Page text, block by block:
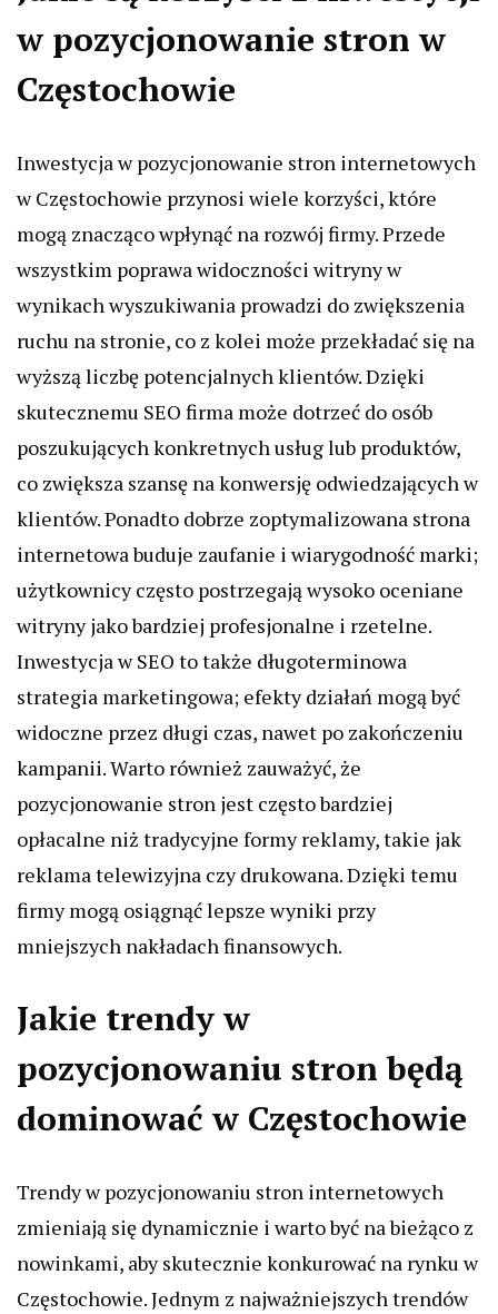
w pozycjonowanie stron w
Częstochowie
Inwestycja w pozycjonowanie stron internetowych
w Częstochowie przynosi wiele korzyści, które
mogą znacząco wpłynąć na rozwój firmy. Przede
wszystkim poprawa widoczności witryny w
wynikach wyszukiwania prowadzi do zwiększenia
ruchu na stronie, co z kolei może przekładać się na
wyższą liczbę potencjalnych klientów. Dzięki
skutecznemu SEO firma może dotrzeć do osób
poszukujących konkretnych usług lub produktów,
co zwiększa szansę na konwersję odwiedzających w
klientów. Ponadto dobrze zoptymalizowana strona
internetowa buduje zaufanie i wiarygodność marki;
użytkownicy często postrzegają wysoko oceniane
witryny jako bardziej profesjonalne i rzetelne.
Inwestycja w SEO to także długoterminowa
strategia marketingowa; efekty działań mogą być
widoczne przez długi czas, nawet po zakończeniu
kampanii. Warto również zauważyć, że
pozycjonowanie stron jest często bardziej
opłacalne niż tradycyjne formy reklamy, takie jak
reklama telewizyjna czy drukowana. Dzięki temu
firmy mogą osiągnąć lepsze wyniki przy
mniejszych nakładach finansowych.
Jakie trendy w
pozycjonowaniu stron będą
dominować w Częstochowie
Trendy w pozycjonowaniu stron internetowych
zmieniają się dynamicznie i warto być na bieżąco z
nowinkami, aby skutecznie konkurować na rynku w
Częstochowie. Jednym z najważniejszych trendów